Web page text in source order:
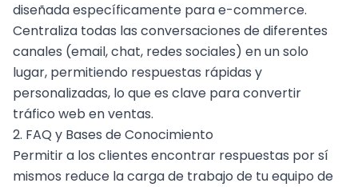
diseñada específicamente para e-commerce.
Centraliza todas las conversaciones de diferentes
canales (email, chat, redes sociales) en un solo
lugar, permitiendo respuestas rápidas y
personalizadas, lo que es clave paraconvertir
tráfico web en ventas.
2. FAQ y Bases de Conocimiento
Permitir a los clientes encontrar respuestas por sí
mismos reduce la carga de trabajo de tu equipo de